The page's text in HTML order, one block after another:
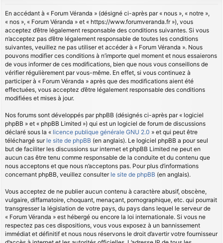
En accédant à « Forum Véranda » (désigné ci-après par « nous », « notre »,
« nos », « Forum Véranda » et « https://www.forumveranda.fr »), vous
acceptez d’être légalement responsable des conditions suivantes. Si vous
n’acceptez pas d’être légalement responsable de toutes les conditions
suivantes, veuillez ne pas utiliser et accéder à « Forum Véranda ». Nous
pouvons modifier ces conditions à n’importe quel moment et nous essaierons
de vous informer de ces modifications, bien que nous vous conseillons de
vérifier régulièrement par vous-même. En effet, si vous continuez à
participer à « Forum Véranda » après que des modifications aient été
effectuées, vous acceptez d’être légalement responsable des conditions
modifiées et mises à jour.
Nos forums sont développés par phpBB (désignés ci-après par « logiciel
phpBB » et « phpBB Limited ») qui est un logiciel de forum de discussions
déclaré sous la « licence publique générale GNU 2.0 » et qui peut être
téléchargé sur le site de phpBB (en anglais). Le logiciel phpBB a pour seul
but de faciliter les discussions sur internet et phpBB Limited ne peut en
aucun cas être tenu comme responsable de la conduite et du contenu que
nous acceptons et que nous n’acceptons pas. Pour plus d’informations
concernant phpBB, veuillez consulter le site de phpBB (en anglais).
Vous acceptez de ne publier aucun contenu à caractère abusif, obscène,
vulgaire, diffamatoire, choquant, menaçant, pornographique, etc. qui pourrait
transgresser la législation de votre pays, du pays dans lequel le serveur de
« Forum Véranda » est hébergé ou encore la loi internationale. Si vous ne
respectez pas ces dispositions, vous vous exposez à un bannissement
immédiat et définitif et nous nous réservons le droit d’avertir votre fournisseur